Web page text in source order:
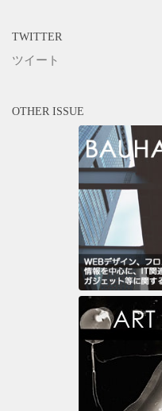
TWITTER
ツイート
OTHER ISSUE